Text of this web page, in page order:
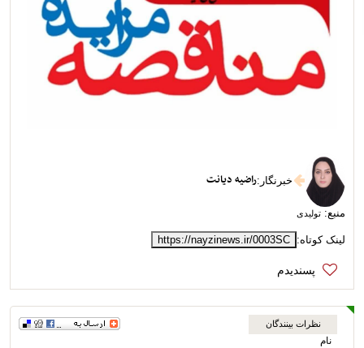
خبرنگار :راضیه دیانت
منبع: تولیدی
لینک کوتاه: https://nayzinews.ir/0003SC
نظرات بینندگان
نام